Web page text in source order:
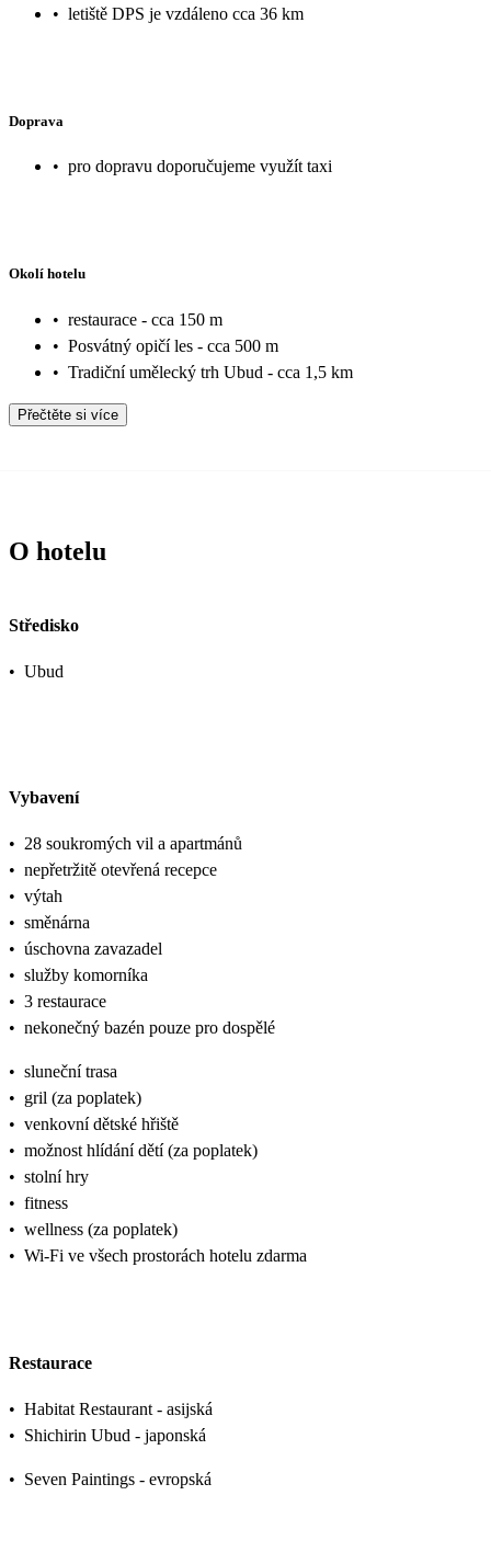
• letiště DPS je vzdáleno cca 36 km
Doprava
• pro dopravu doporučujeme využít taxi
Okolí hotelu
• restaurace - cca 150 m
• Posvátný opičí les - cca 500 m
• Tradiční umělecký trh Ubud - cca 1,5 km
Přečtěte si více
O hotelu
Středisko
• Ubud
Vybavení
• 28 soukromých vil a apartmánů
• nepřetržitě otevřená recepce
• výtah
• směnárna
• úschovna zavazadel
• služby komorníka
• 3 restaurace
• nekonečný bazén pouze pro dospělé
• sluneční trasa
• gril (za poplatek)
• venkovní dětské hřiště
• možnost hlídání dětí (za poplatek)
• stolní hry
• fitness
• wellness (za poplatek)
• Wi-Fi ve všech prostorách hotelu zdarma
Restaurace
• Habitat Restaurant - asijská
• Shichirin Ubud - japonská
• Seven Paintings - evropská